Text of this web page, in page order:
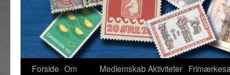
Forside Om
Medlemskab Aktiviteter